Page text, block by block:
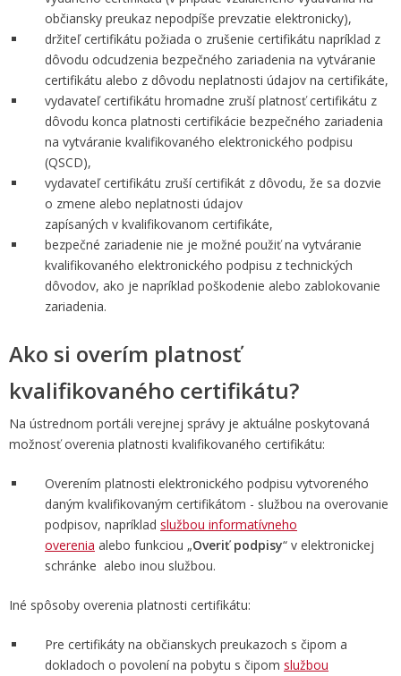
občiansky preukaz nepodpíše prevzatie elektronicky),
držiteľ certifikátu požiada o zrušenie certifikátu napríklad z
dôvodu odcudzenia bezpečného zariadenia na vytváranie
certifikátu alebo z dôvodu neplatnosti údajov na certifikáte,
vydavateľ certifikátu hromadne zruší platnosť certifikátu z
dôvodu konca platnosti certifikácie bezpečného zariadenia
na vytváranie kvalifikovaného elektronického podpisu
(QSCD),
vydavateľ certifikátu zruší certifikát z dôvodu, že sa dozvie
o zmene alebo neplatnosti údajov
zapísaných v kvalifikovanom certifikáte,
bezpečné zariadenie nie je možné použiť na vytváranie
kvalifikovaného elektronického podpisu z technických
dôvodov, ako je napríklad poškodenie alebo zablokovanie
zariadenia.
Ako si overím platnosť
kvalifikovaného certifikátu?
Na ústrednom portáli verejnej správy je aktuálne poskytovaná
možnosť overenia platnosti kvalifikovaného certifikátu:
Overením platnosti elektronického podpisu vytvoreného
daným kvalifikovaným certifikátom - službou na overovanie
podpisov, napríklad službou informatívneho
overenia alebo funkciou „Overiť podpisy“ v elektronickej
schránke alebo inou službou.
Iné spôsoby overenia platnosti certifikátu:
Pre certifikáty na občianskych preukazoch s čipom a
dokladoch o povolení na pobytu s čipom službou